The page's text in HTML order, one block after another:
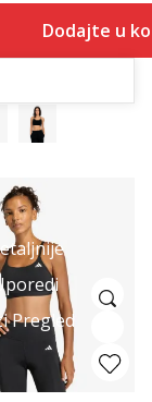
Dodajte u
Pregled